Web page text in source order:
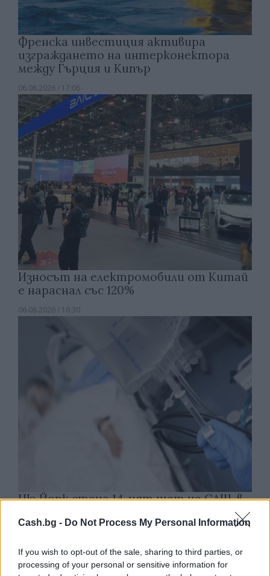
Cash.bg - Do Not Process My Personal Information
If you wish to opt-out of the sale, sharing to third parties, or
processing of your personal or sensitive information for
Френска инвестиция активира
изграждането на интерконектора
между Гърция и Кипър
06.08.2026 / 17:06
Износът на електромобили от Китай
е нараснал със 120%
06.08.2026 / 16:30
Ню Йорк стана 14-ият щат на САЩ, в